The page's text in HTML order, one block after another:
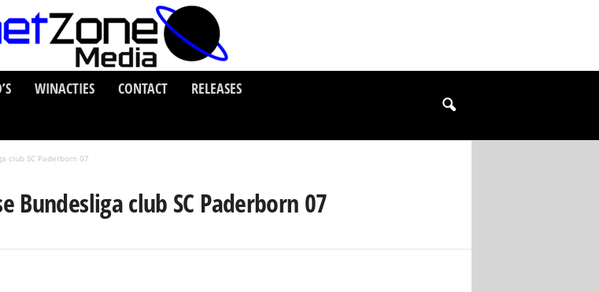
WINACTIES CONTACT
RELEASES
club SC Paderborn 07
Bundesliga club SC Paderborn 07